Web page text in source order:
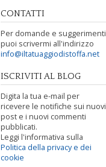
CONTATTI
Per domande e suggerimenti
puoi scrivermi all'indirizzo
info@iltatuaggiodistoffa.net
ISCRIVITI AL BLOG
Digita la tua e-mail per
ricevere le notifiche sui nuovi
post e i nuovi commenti
pubblicati.
Leggi l'informativa sulla
Politica della privacy e dei
cookie